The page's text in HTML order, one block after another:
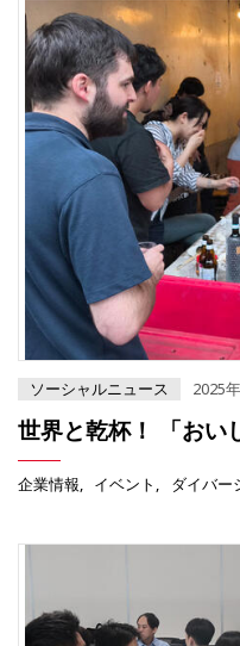
ソーシャルニュース 2025
世界と乾杯！ 「おい
企業情報 イベント ダイバー